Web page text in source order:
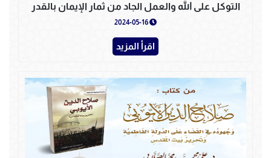
التوكل على الله والعمل الجاد من ثمار الإيمان بالقدر
اقرأ المزيد